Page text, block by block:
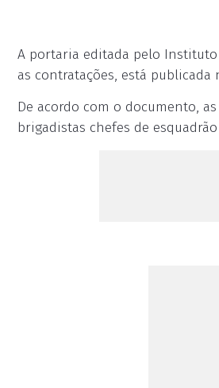
A portaria editada pelo Instituto
as contratações, está publicada
De acordo com o documento,
brigadistas chefes de